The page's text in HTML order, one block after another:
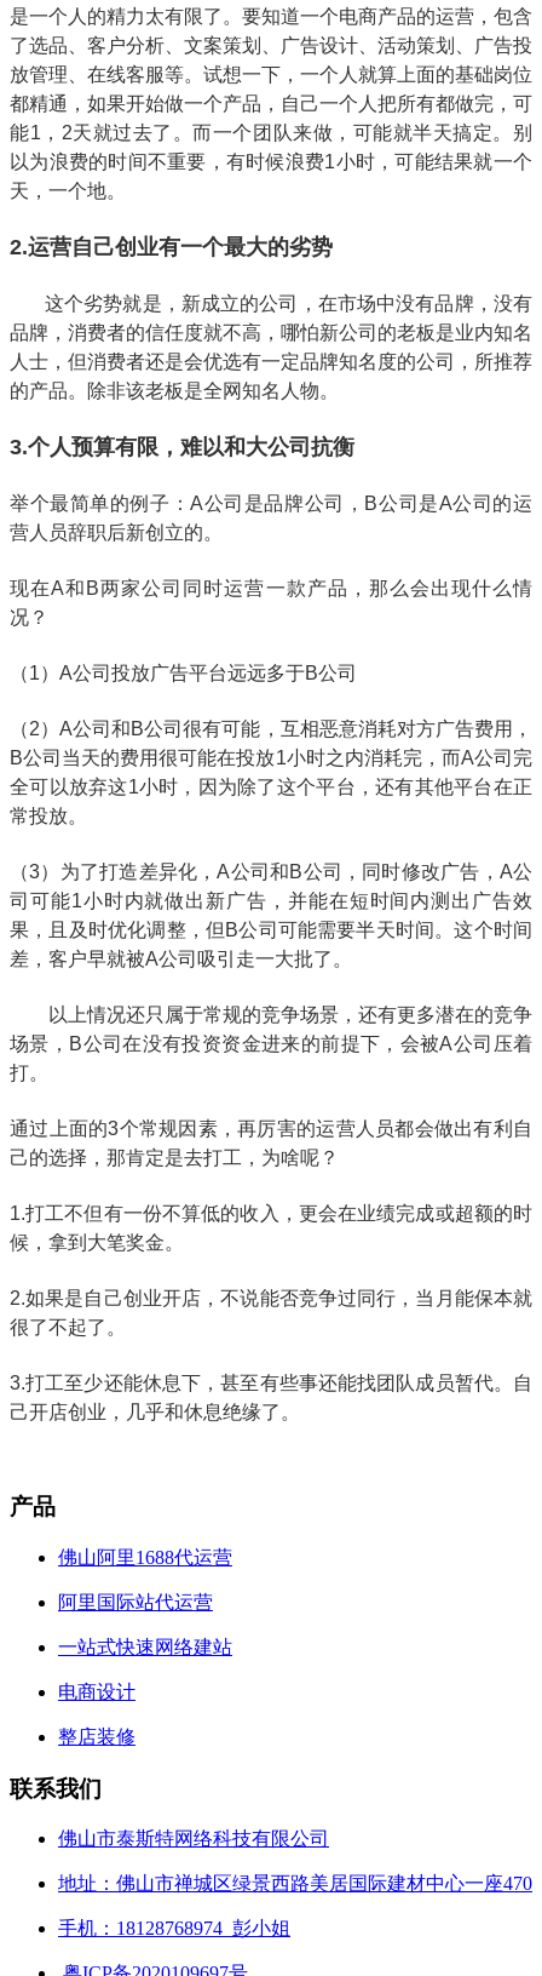
是一个人的精力太有限了。要知道一个电商产品的运营，包含
了选品、客户分析、文案策划、广告设计、活动策划、广告投
放管理、在线客服等。 试想一下，一个人就算上面的基础岗位
都精通，如果开始做一个产品，自己一个人把所有都做完，可
能1，2天就过去了。而一个团队来做，可能就半天搞定。别
以为浪费的时间不重要，有时候浪费1小时，可能结果就一个
天，一个地。
2.运营自己创业有一个最大的劣势
这个劣势就是，新成立的公司，在市场中没有品牌，没有
品牌，消费者的信任度就不高，哪怕新公司的老板是业内知名
人士，但消费者还是会优选有一定品牌知名度的公司，所推荐
的产品。除非该老板是全网知名人物。
3.个人预算有限，难以和大公司抗衡
举个最简单的例子：A公司是品牌公司，B公司是A公司的运
营人员辞职后新创立的。
现在A和B两家公司同时运营一款产品，那么会出现什么情
况？
（1）A公司投放广告平台远远多于B公司
（2）A公司和B公司很有可能，互相恶意消耗对方广告费用，
B公司当天的费用很可能在投放1小时之内消耗完，而A公司完
全可以放弃这1小时，因为除了这个平台，还有其他平台在正
常投放。
（3）为了打造差异化，A公司和B公司，同时修改广告，A公
司可能1小时内就做出新广告，并能在短时间内测出广告效
果，且及时优化调整，但B公司可能需要半天时间。这个时间
差，客户早就被A公司吸引走一大批了。
以上情况还只属于常规的竞争场景，还有更多潜在的竞争
场景，B公司在没有投资资金进来的前提下，会被A公司压着
打。
通过上面的3个常规因素，再厉害的运营人员都会做出有利自
己的选择，那肯定是去打工，为啥呢？
1.打工不但有一份不算低的收入，更会在业绩完成或超额的时
候，拿到大笔奖金。
2.如果是自己创业开店，不说能否竞争过同行，当月能保本就
很了不起了。
3.打工至少还能休息下，甚至有些事还能找团队成员暂代。自
己开店创业，几乎和休息绝缘了。
产品
佛山阿里1688代运营
阿里国际站代运营
一站式快速网络建站
电商设计
整店装修
联系我们
佛山市泰斯特网络科技有限公司
地址：佛山市禅城区绿景西路美居国际建材中心一座470
手机：18128768974 彭小姐